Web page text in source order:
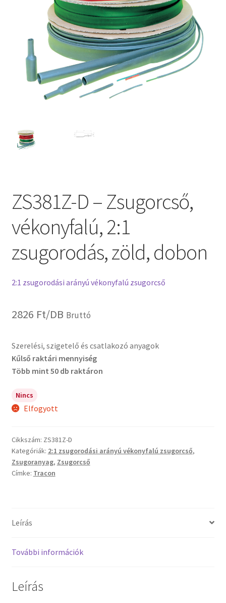
ZS381Z-D – Zsugorcső,
vékonyfalú, 2:1
zsugorodás, zöld, dobon
2:1 zsugorodási arányú vékonyfalú zsugorcső
2826 Ft/DB Bruttó
Szerelési, szigetelő és csatlakozó anyagok
Kűlső raktári mennyiség
Több mint 50 db raktáron
Nincs
Elfogyott
Cikkszám: ZS381Z-D
Kategóriák: 2:1 zsugorodási arányú vékonyfalú zsugorcső,
Zsugoranyag, Zsugorcső
Címke: Tracon
Leírás
További információk
Leírás